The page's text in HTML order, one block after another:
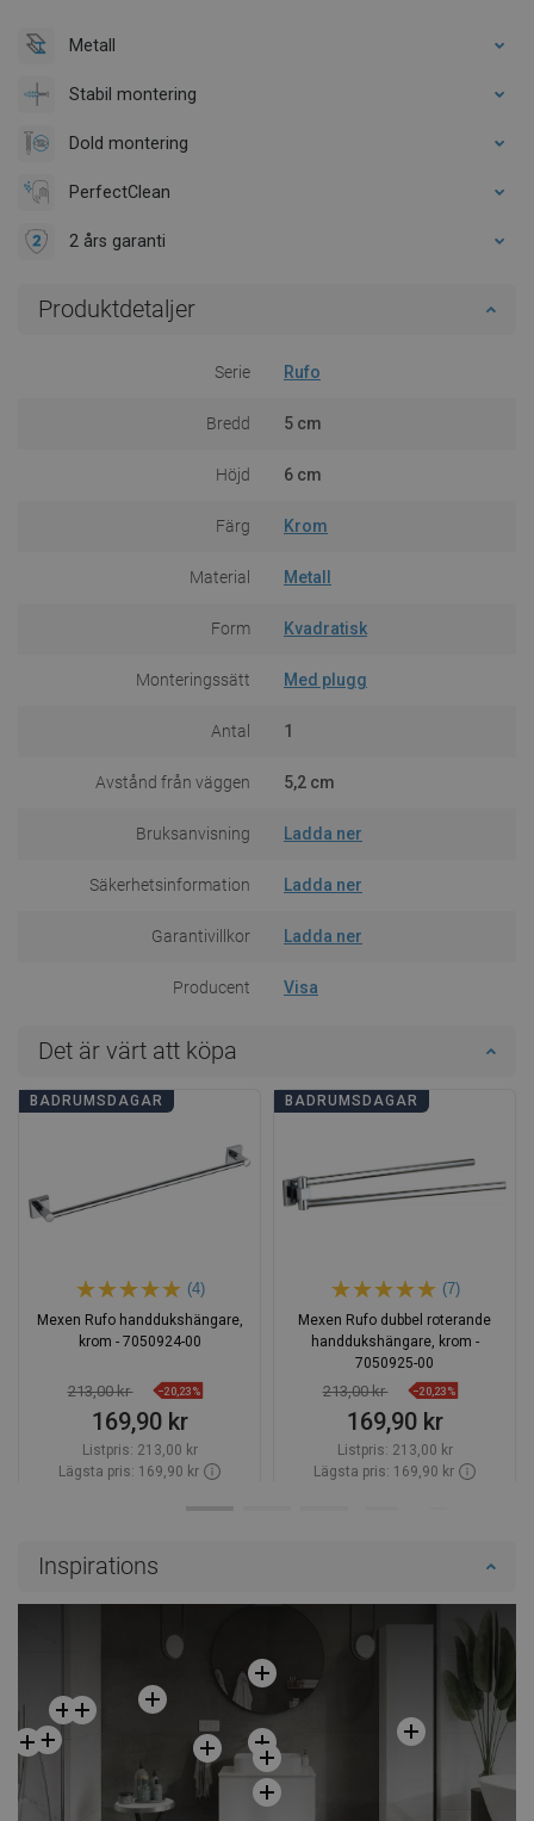
Metall
Stabil montering
Dold montering
PerfectClean
2 års garanti
Produktdetaljer
Serie Rufo
Bredd 5 cm
Höjd 6 cm
Färg Krom
Material Metall
Form Kvadratisk
Monteringssätt Med plugg
Antal 1
Avstånd från väggen 5,2 cm
Bruksanvisning Ladda ner
Säkerhetsinformation Ladda ner
Garantivillkor Ladda ner
Producent Visa
Det är värt att köpa
BADRUMSDAGAR
(4)
Mexen Rufo handdukshängare,
krom - 7050924-00
213,00 kr −20,23%
169,90 kr
Listpris: 213,00 kr
Lägsta pris: 169,90 kr
BADRUMSDAGAR
(7)
Mexen Rufo dubbel roterande
handdukshängare, krom -
7050925-00
213,00 kr −20,23%
169,90 kr
Listpris: 213,00 kr
Lägsta pris: 169,90 kr
Inspirations